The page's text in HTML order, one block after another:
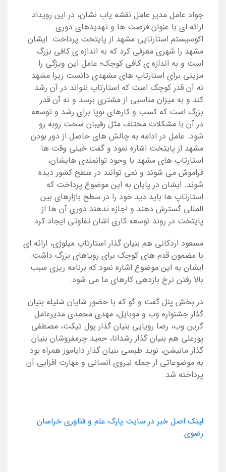
جواد عامل مدیر عامل نقشه یاب نشان، در این رویداد
ارائه ای با عنوان فرصت ها و تهدیدهای دوری
اکوسیستم استارتاپی مشهد از پایتخت پرداخت. ایشان
مشهد را شهری معرفی کرد که به اندازه ی کافی بزرگ
است و به اندازه ی کافی کوچک؛ عامل این ویژگی را
مزیتی برای استارتاپ های مشهدی دانست زیرا مشهد
نه آن قدر کوچک است که استارتاپ نتواند در آن رشد
کند و به میزان مناسبی از مشتری برسد و نه آن قدر
بزرگ است که کسب و کارهای نوپا برای رشد و توسعه
در آن با مشکلات مختلف مثل رقیبان سخت روبه رو
شود. عامل در ادامه به چالش های حاصل از دور بودن
مشهد از پایتخت اشاره نمود و گفت خیلی وقت ها
استارتاپ های مشهد با وجود توانمندی هایشان،
فراموش می شوند و نمی توانند در سطح کشور دیده
شوند. ایشان در پایان به این موضوع پرداخت که
استارتاپ ها باید دید خود را در سطح بازارهای بین
المللی گسترش دهند و اجازه ندهند دوری آن ها از
پایتخت در روند توسعه کاری اشان تفاوتی ایجاد کرد.
مسعود اردکانی هم بنیان گذار استارتاپ میلوژی، ارائه ای
با مضمون قدم های کوچک برای رویاهای بزرگ داشت.
ایشان به این موضوع اشاره نمود که برنامه ریزی سبب
بالا رفتن نرخ بازدهی کارهای ما می شود.
در بخش پنل گفت و گو که با حضور شایان شلیله بنیان
گذار جشنواره وب و موبایل، مهدی محمدی مدیرعامل
گرین وب، رضا رویایی بنیان گذار پول تیکت، مصطفی
پورعلی هم بنیان گذار رشدانا، حمید چرمفروشان بنیان
گذار مانیشن، نوید طبسی بنیان گذار دایاموز همراه بود
به موضوعاتی از جمله نیروی انسانی و مهارت افزایی آن
پرداخته شد.
لینک اصل خبر در سایت پارک علم و فناوری خراسان
رضوی